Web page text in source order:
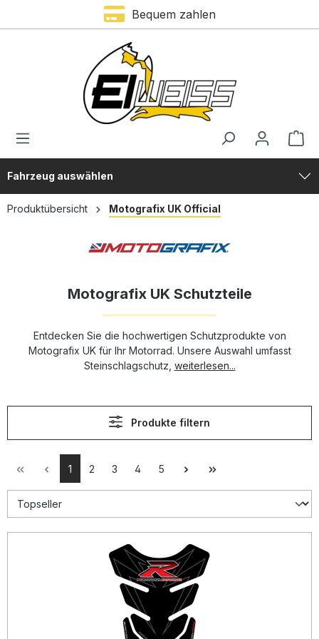
Bequem zahlen
Fahrzeug auswählen
Produktübersicht Motografix UK Official
Motografix UK Schutzteile
Entdecken Sie die hochwertigen Schutzprodukte von
Motografix UK für Ihr Motorrad. Unsere Auswahl umfasst
Steinschlagschutz, weiterlesen...
Produkte filtern
1 2 3 4 5